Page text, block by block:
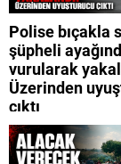
Polise bıçakla
şüpheli
vurularak
Üzerinden
çıktı